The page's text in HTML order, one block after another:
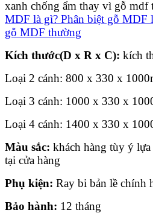
xanh chống ẩm thay vì gỗ mdf
MDF là gì? Phân biệt gỗ MDF
gỗ MDF thường
Kích thước(D x R x C): kích
Loại 2 cánh: 800 x 330 x
Loại 3 cánh: 1000 x 330 x
Loại 4 cánh: 1400 x 330 x
Màu sắc: khách hàng tùy ý
tại cửa hàng
Phụ kiện: Ray bi bản lề chính
Bảo hành: 12 tháng